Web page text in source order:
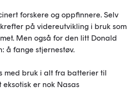
forskere og oppfinnere. Selv
på videreutvikling i bruk som
Men også for den litt Donald
å fange stjernestøv.
med bruk i alt fra batterier til
eksotisk er nok Nasas